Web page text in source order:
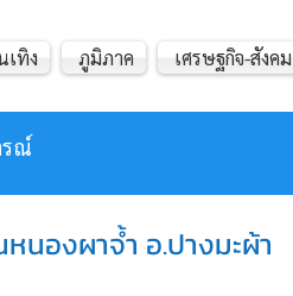
รณ์
เทิง ภูมิภาค เศรษฐกิจ-สังคม
นองผาจ้ำ อ.ปางมะผ้า